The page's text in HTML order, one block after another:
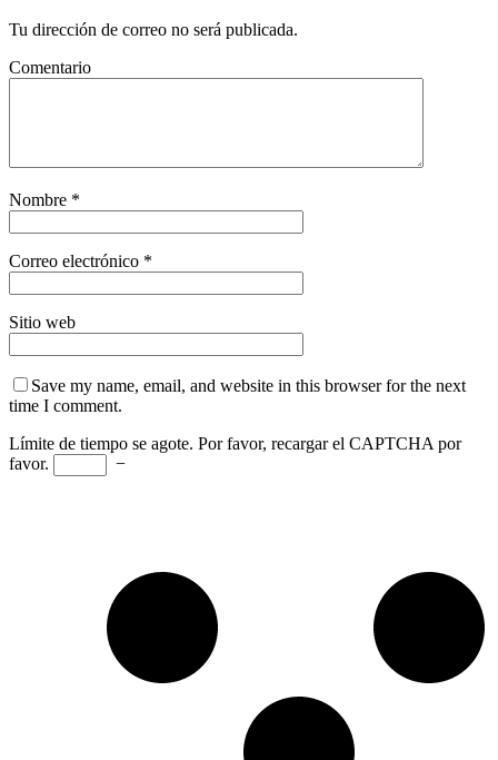
Tu dirección de correo no será publicada.
Comentario
Nombre *
Correo electrónico *
Sitio web
Save my name, email, and website in this browser for the next
time I comment.
Límite de tiempo se agote. Por favor, recargar el CAPTCHA por
favor.
−